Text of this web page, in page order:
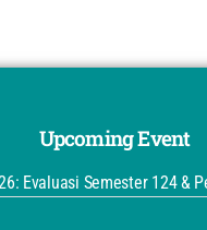
Upcoming Event
Evaluasi Semester 124 &